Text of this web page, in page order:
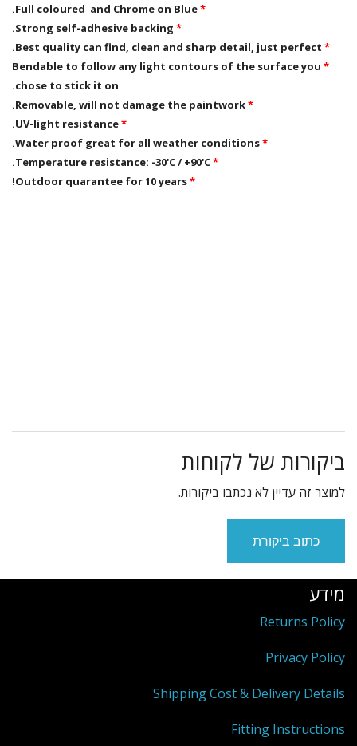
*
*
*
*
Bendable to follow any light contours of the surface you
chose to stick it on.
*
will not damage the paintwork.
*
*
Water proof great for all weather conditions.
*
*
ביקורות של לקוחות
למוצר זה עדיין לא נכתבו ביקורות.
כתוב ביקורת
מידע
Returns Policy
Privacy Policy
Shipping Cost & Delivery Details
Fitting Instructions